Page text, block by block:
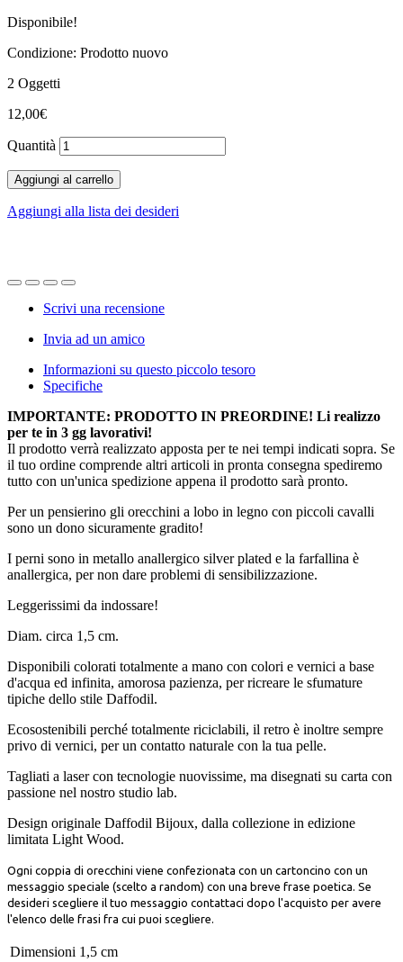
Disponibile!
Condizione: Prodotto nuovo
2 Oggetti
12,00€
Quantità
Aggiungi al carrello
Aggiungi alla lista dei desideri
Scrivi una recensione
Invia ad un amico
Informazioni su questo piccolo tesoro
Specifiche
IMPORTANTE: PRODOTTO IN PREORDINE! Li realizzo
per te in 3 gg lavorativi!
Il prodotto verrà realizzato apposta per te nei tempi indicati sopra. Se
il tuo ordine comprende altri articoli in pronta consegna spediremo
tutto con un'unica spedizione appena il prodotto sarà pronto.
Per un pensierino gli orecchini a lobo in legno con piccoli cavalli
sono un dono sicuramente gradito!
I perni sono in metallo anallergico silver plated e la farfallina è
anallergica, per non dare problemi di sensibilizzazione.
Leggerissimi da indossare!
Diam. circa 1,5 cm.
Disponibili colorati totalmente a mano con colori e vernici a base
d'acqua ed infinita, amorosa pazienza, per ricreare le sfumature
tipiche dello stile Daffodil.
Ecosostenibili perché totalmente riciclabili, il retro è inoltre sempre
privo di vernici, per un contatto naturale con la tua pelle.
Tagliati a laser con tecnologie nuovissime, ma disegnati su carta con
passione nel nostro studio lab.
Design originale Daffodil Bijoux, dalla collezione in edizione
limitata Light Wood.
Ogni coppia di orecchini viene confezionata con un cartoncino con un
messaggio speciale (scelto a random) con una breve frase poetica. Se
desideri scegliere il tuo messaggio contattaci dopo l'acquisto per avere
l'elenco delle frasi fra cui puoi scegliere.
Dimensioni 1,5 cm